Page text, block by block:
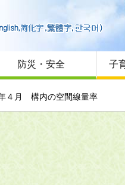
は
サイ
防災・安全 子
４月 構内の空間線量率